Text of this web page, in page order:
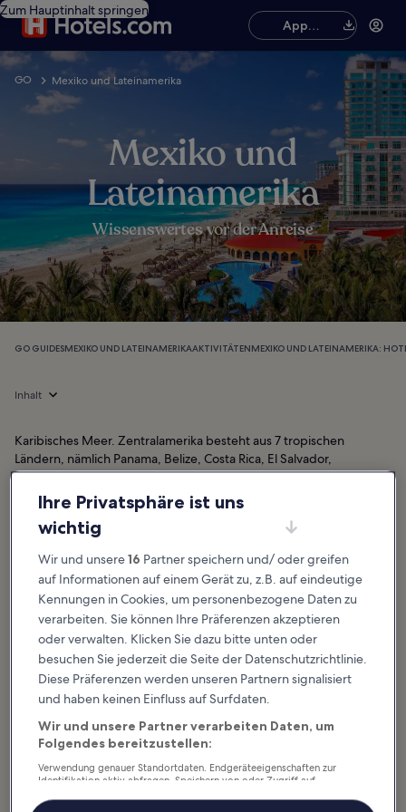
Zum Hauptinhalt springen
App
herunterladen
GO Mexiko und Lateinamerika
Mexiko und
Lateinamerika
Wissenswertes vor der Anreise
GO GUIDESMEXIKO UND LATEINAMERIKAAKTIVITÄTENMEXIKO UND LATEINAMERIKA:
Inhalt
Karibisches Meer. Zentralamerika besteht aus 7 tropischen
Ländern, nämlich Panama, Belize, Costa Rica, El Salvador,
Guatemala, Honduras und Nicaragua. Mexikos Halbinsel Yucatán
ist ein Paradies für Schnorchler und Taucher, denn hier befindet
sich eines der weltweit größten Korallenriffs, das große
Mesoamerikanische Riffsystem.
Traditionen werden in Zentralamerika und Mexiko sehr gepflegt
und Kulturfeste gibt es das ganze Jahr über zu erleben. Inmitten
dichten Dschungelgrüns stehen gut erhaltene Maya-Ruinen und
Azteken-Tempel, die euch in diese einst bedeutenden
Zivilisationen entführen. Ein tropisches Paradies mit
archäologischen Stätten sagenumwobener alter Kulturen – wenn
das keine Zutaten für ein einzigartiges Urlaubserlebnis in Mexiko
Mexiko und Lateinamerika: Hotels
Ihre Privatsphäre ist uns
wichtig
Wir und unsere16 Partner speichern und/ oder greifen
auf Informationen auf einem Gerät zu, z.B. auf eindeutige
Kennungen in Cookies, um personenbezogene Daten zu
verarbeiten. Sie können Ihre Präferenzen akzeptieren
oder verwalten. Klicken Sie dazu bitte unten oder
besuchen Sie jederzeit die Seite der Datenschutzrichtlinie.
Diese Präferenzen werden unseren Partnern signalisiert
und haben keinen Einfluss auf Surfdaten.
Wir und unsere Partner verarbeiten Daten, um
Folgendes bereitzustellen:
Verwendung genauer Standortdaten. Endgeräteeigenschaften zur
Identifikation aktiv abfragen. Speichern von oder Zugriff auf
Inhalte, Messung von Werbeleistung und der Performance von Inhalten,